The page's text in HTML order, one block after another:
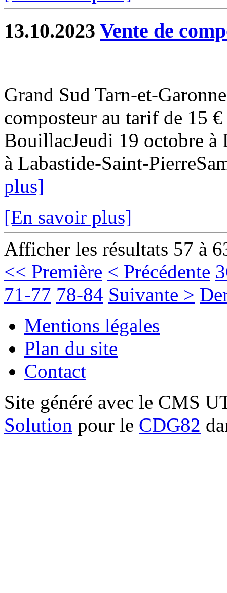
13.10.2023 Vente de
Grand Sud Tarn-et-
composteur au tarif de 15
BouillacJeudi 19 octobre à
à Labastide-Saint-
plus]
[En savoir plus]
Afficher les résultats 57 à
<< Première < Précédente
71-77 78-84 Suivante >
Mentions légales
Plan du site
Contact
Site généré avec le CMS
Solution pour le CDG82